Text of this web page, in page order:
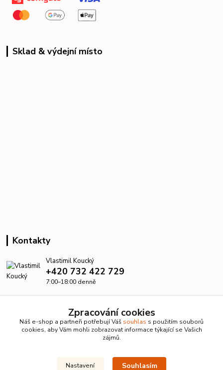
Sklad & výdejní místo
Kontakty
Vlastimil Koucký
+420 732 422 729
7:00–18:00 denně
Zpracování cookies
Náš e-shop a partneři potřebují Váš souhlas s použitím souborů
cookies, aby Vám mohli zobrazovat informace týkající se Vašich
zájmů.
Nastavení Souhlasím